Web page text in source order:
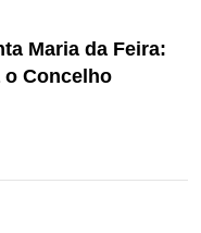
Maria da Feira:
o Concelho